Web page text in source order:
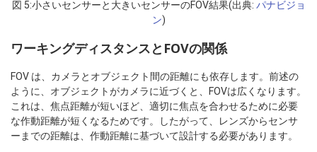
図 5:小さいセンサーと大きいセンサーのFOV結果(出典: パナビジョ
ン)
ワーキングディスタンスとFOVの関係
FOV は、カメラとオブジェクト間の距離にも依存します。前述の
ように、オブジェクトがカメラに近づくと、FOVは広くなります。
これは、焦点距離が短いほど、適切に焦点を合わせるために必要
な作動距離が短くなるためです。したがって、レンズからセンサ
ーまでの距離は、作動距離に基づいて設計する必要があります。